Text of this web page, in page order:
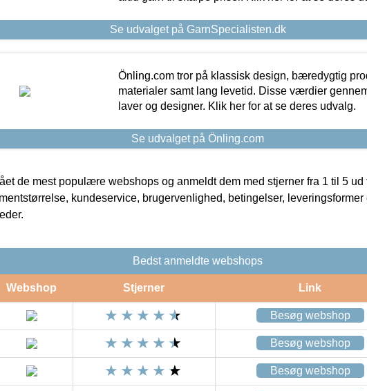
Se udvalget på GarnSpecialisten.dk
Önling.com tror på klassisk design, bæredygtig
materialer samt lang levetid. Disse værdier
laver og designer. Klik her for at se deres udvalg.
Se udvalget på Önling.com
de mest populære webshops og anmeldt dem med stjerner fra 1 til 5 ud
kundeservice, brugervenlighed, betingelser, leveringsformer
Bedst anmeldte webshops
Webshop Stjerner Link
Besøg webshop
Besøg webshop
Besøg webshop